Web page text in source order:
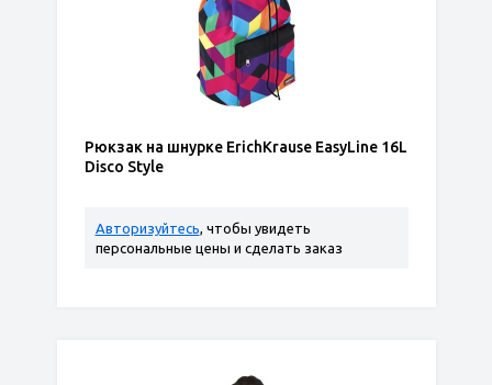
Рюкзак на шнурке ErichKrause EasyLine 16L
Disco Style
Авторизуйтесь, чтобы увидеть
персональные цены и сделать заказ